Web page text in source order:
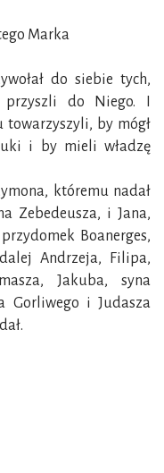
Marka
do siebie tych,
do Niego. I
towarzyszyli, by mógł
i by mieli władzę
któremu nadał
Zebedeusza, i Jana,
Boanerges,
Andrzeja, Filipa,
Jakuba, syna
Gorliwego i Judasza